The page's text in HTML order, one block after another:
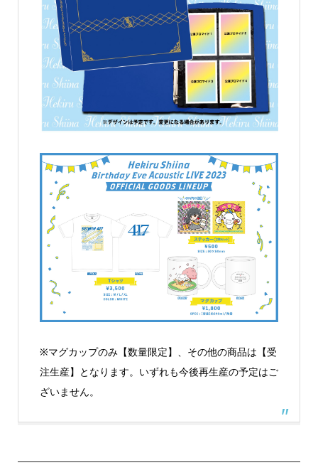
※マグカップのみ【数量限定】、その他の商品は【受
注生産】となります。いずれも今後再生産の予定はご
ざいません。